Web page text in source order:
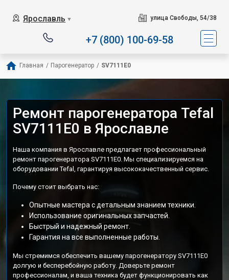
Ярославль ▼ улица Свободы, 54/38
+7 (800) 100-69-58
Главная / Парогенератор / SV7111E0
Ремонт парогенератора Tefal
SV7111E0 в Ярославле
Наша компания в Ярославле предлагает профессиональный
ремонт парогенератора SV7111E0. Мы специализируемся на
оборудовании Tefal, гарантируя высококачественный сервис.
Почему стоит выбрать нас:
Опытные мастера с детальным знанием техники.
Использование оригинальных запчастей.
Быстрый и надежный ремонт.
Гарантия на все выполненные работы.
Мы стремимся обеспечить вашему парогенератору SV7111E0
долгую и бесперебойную работу. Доверьте ремонт
профессионалам, и ваша техника будет функционировать как